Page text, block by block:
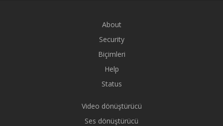
About
Security
Biçimleri
Help
Status
Video dönüştürücü
Ses dönüştürücü